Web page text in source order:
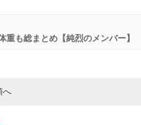
も総まとめ【純烈のメンバー】
へ